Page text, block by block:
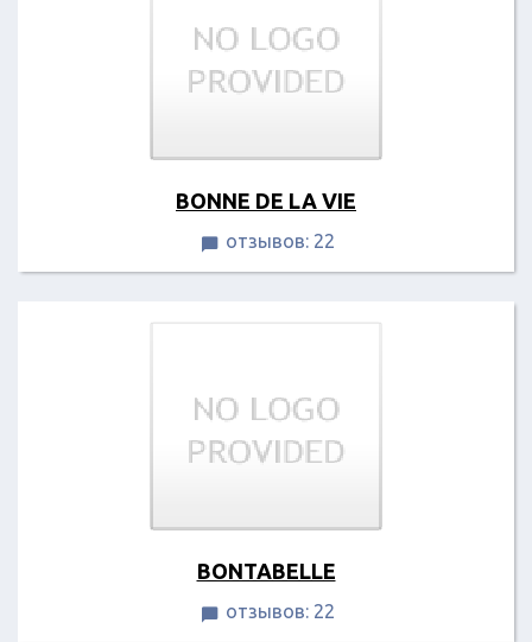
BONNE DE LA VIE
 отзывов: 22
BONTABELLE
 отзывов: 22